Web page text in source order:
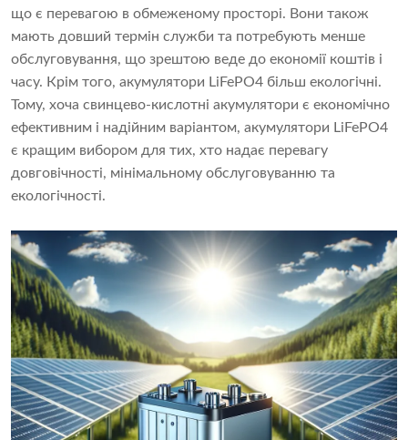
що є перевагою в обмеженому просторі. Вони також
мають довший термін служби та потребують менше
обслуговування, що зрештою веде до економії коштів і
часу. Крім того, акумулятори LiFePO4 більш екологічні.
Тому, хоча свинцево-кислотні акумулятори є економічно
ефективним і надійним варіантом, акумулятори LiFePO4
є кращим вибором для тих, хто надає перевагу
довговічності, мінімальному обслуговуванню та
екологічності.